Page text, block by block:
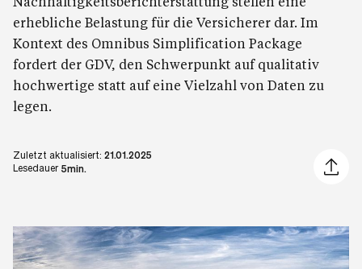
erhebliche Belastung für die Versicherer dar. Im
Kontext des Omnibus Simplification Package
fordert der GDV, den Schwerpunkt auf qualitativ
hochwertige statt auf eine Vielzahl von Daten zu
legen.
Zuletzt aktualisiert: 21.01.2025
Lesedauer 5min.
Artikel